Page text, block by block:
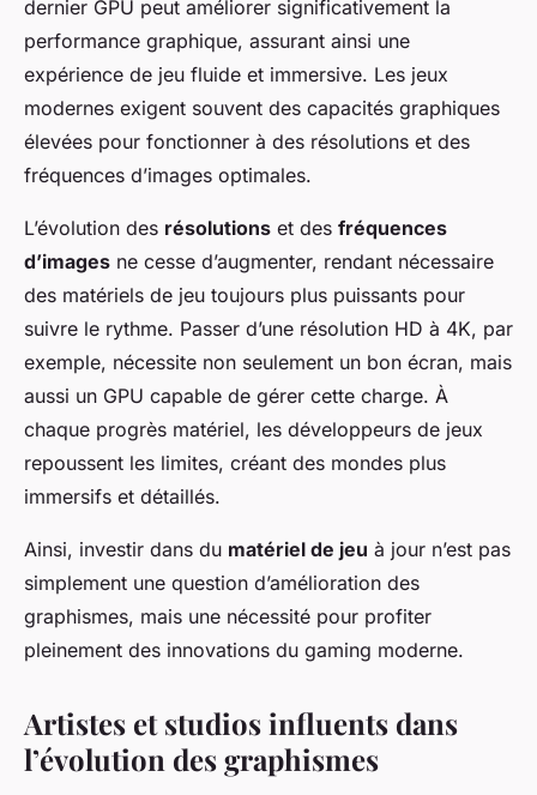
dernier GPU peut améliorer significativement la
performance graphique, assurant ainsi une
expérience de jeu fluide et immersive. Les jeux
modernes exigent souvent des capacités graphiques
élevées pour fonctionner à des résolutions et des
fréquences d’images optimales.
L’évolution des résolutions et des fréquences
d’images ne cesse d’augmenter, rendant nécessaire
des matériels de jeu toujours plus puissants pour
suivre le rythme. Passer d’une résolution HD à 4K, par
exemple, nécessite non seulement un bon écran, mais
aussi un GPU capable de gérer cette charge. À
chaque progrès matériel, les développeurs de jeux
repoussent les limites, créant des mondes plus
immersifs et détaillés.
Ainsi, investir dans du matériel de jeu à jour n’est pas
simplement une question d’amélioration des
graphismes, mais une nécessité pour profiter
pleinement des innovations du gaming moderne.
Artistes et studios influents dans
l’évolution des graphismes